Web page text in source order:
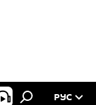
РУС